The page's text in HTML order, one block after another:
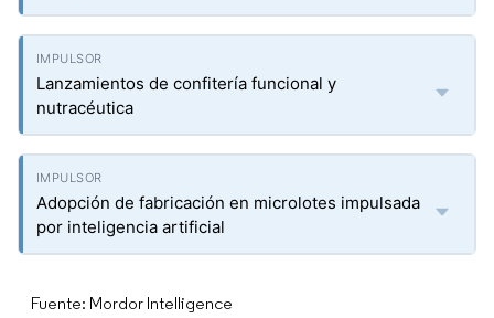
Lanzamientos de confitería funcional y
nutracéutica
Adopción de fabricación en microlotes impulsada
por inteligencia artificial
Fuente: Mordor Intelligence